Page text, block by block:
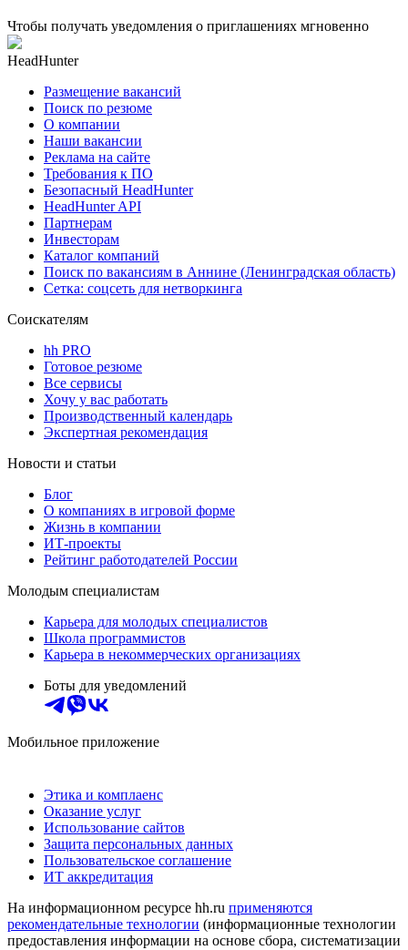
Чтобы получать уведомления о приглашениях мгновенно
HeadHunter
Размещение вакансий
Поиск по резюме
О компании
Наши вакансии
Реклама на сайте
Требования к ПО
Безопасный HeadHunter
HeadHunter API
Партнерам
Инвесторам
Каталог компаний
Поиск по вакансиям в Аннине (Ленинградская область)
Сетка: соцсеть для нетворкинга
Соискателям
hh PRO
Готовое резюме
Все сервисы
Хочу у вас работать
Производственный календарь
Экспертная рекомендация
Новости и статьи
Блог
О компаниях в игровой форме
Жизнь в компании
ИТ-проекты
Рейтинг работодателей России
Молодым специалистам
Карьера для молодых специалистов
Школа программистов
Карьера в некоммерческих организациях
Боты для уведомлений
Мобильное приложение
Этика и комплаенс
Оказание услуг
Использование сайтов
Защита персональных данных
Пользовательское соглашение
ИТ аккредитация
На информационном ресурсе hh.ru применяются
рекомендательные технологии (информационные технологии
предоставления информации на основе сбора, систематизации